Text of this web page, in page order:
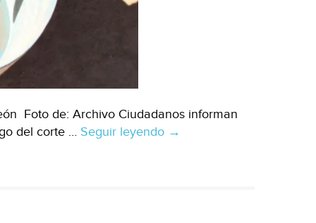
Foto de: Archivo Ciudadanos informan
del corte … Seguir leyendo México
→